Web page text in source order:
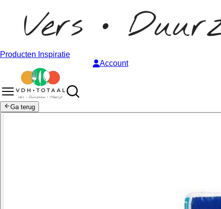
Producten Inspiratie
Account
Ga terug